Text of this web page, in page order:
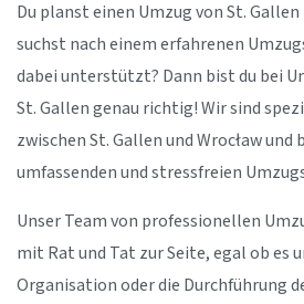
Du planst einen Umzug von St. Gallen
suchst nach einem erfahrenen
dabei unterstützt? Dann bist du bei
St. Gallen genau richtig! Wir sind
zwischen St. Gallen und Wrocław und
umfassenden und stressfreien
Unser Team von professionellen
mit Rat und Tat zur Seite, egal ob es
Organisation oder die Durchführung